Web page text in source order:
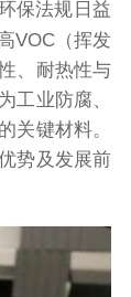
保法规日益
VOC（挥发
、耐热性与
工业防腐、
关键材料。
势及发展前